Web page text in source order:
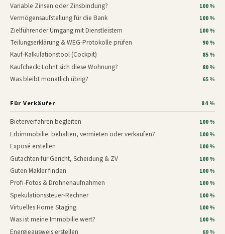
Variable Zinsen oder Zinsbindung? 100 %
Vermögensaufstellung für die Bank 100 %
Zielführender Umgang mit Dienstleistern 100 %
Teilungserklärung & WEG-Protokolle prüfen 90 %
Kauf-Kalkulationstool (Cockpit) 85 %
Kaufcheck: Lohnt sich diese Wohnung? 80 %
Was bleibt monatlich übrig? 65 %
Für Verkäufer 84 %
Bieterverfahren begleiten 100 %
Erbimmobilie: behalten, vermieten oder verkaufen? 100 %
Exposé erstellen 100 %
Gutachten für Gericht, Scheidung & ZV 100 %
Guten Makler finden 100 %
Profi-Fotos & Drohnenaufnahmen 100 %
Spekulationssteuer-Rechner 100 %
Virtuelles Home Staging 100 %
Was ist meine Immobilie wert? 100 %
Energieausweis erstellen 60 %